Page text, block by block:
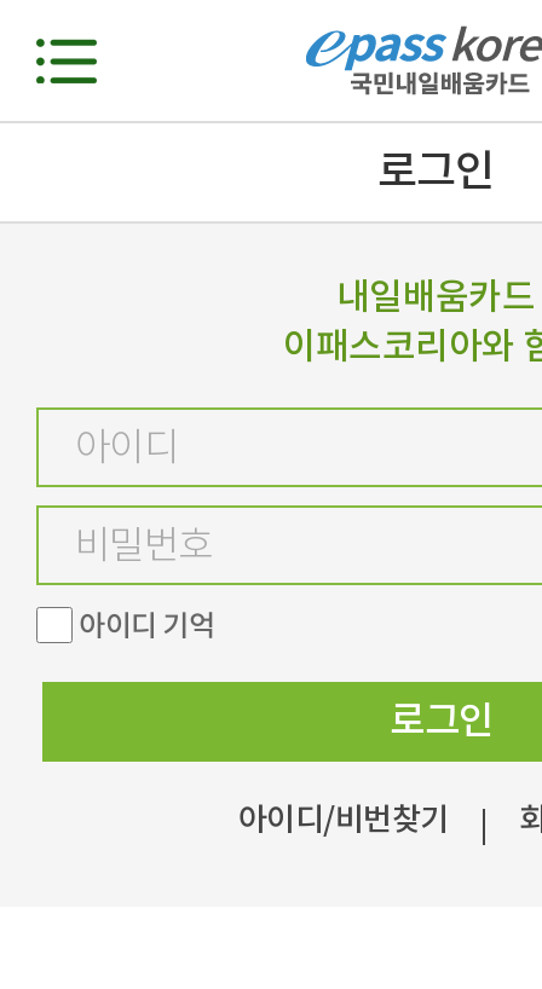
로그인
내일배움카드
이패스코리아와
아이디 기억
로그인
아이디/비번찾기